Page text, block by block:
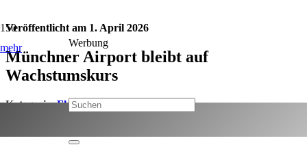
mehr Werbung
Veröffentlicht am 1. April 2026
Münchner Airport bleibt auf
Wachstumskurs
Kategorie:Flughafen München